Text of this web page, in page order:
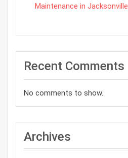
Maintenance in Jacksonville
Recent Comments
No comments to show.
Archives